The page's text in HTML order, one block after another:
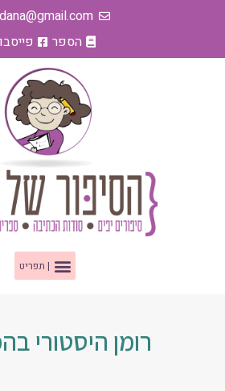
הספר
תפריט
רומן היסטורי